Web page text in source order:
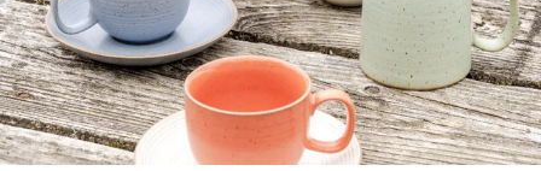
Thomas Nature-
Kollektion